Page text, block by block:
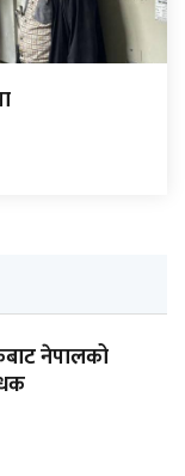
नेपालको